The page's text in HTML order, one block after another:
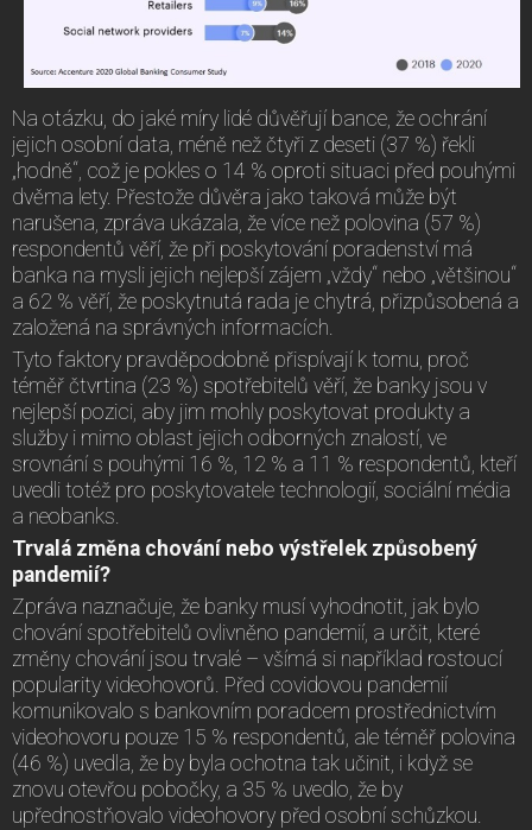
Na otázku, do jaké míry lidé důvěřují bance, že ochrání
jejich osobní data, méně než čtyři z deseti (37 %) řekli
„hodně“, což je pokles o 14 % oproti situaci před pouhými
dvěma lety. Přestože důvěra jako taková může být
narušena, zpráva ukázala, že více než polovina (57 %)
respondentů věří, že při poskytování poradenství má
banka na mysli jejich nejlepší zájem „vždy“ nebo „většinou“
a 62 % věří, že poskytnutá rada je chytrá, přizpůsobená a
založená na správných informacích.
Tyto faktory pravděpodobně přispívají k tomu, proč
téměř čtvrtina (23 %) spotřebitelů věří, že banky jsou v
nejlepší pozici, aby jim mohly poskytovat produkty a
služby i mimo oblast jejich odborných znalostí, ve
srovnání s pouhými 16 %, 12 % a 11 % respondentů, kteří
uvedli totéž pro poskytovatele technologií, sociální média
a neobanks.
Trvalá změna chování nebo výstřelek způsobený
pandemií?
Zpráva naznačuje, že banky musí vyhodnotit, jak bylo
chování spotřebitelů ovlivněno pandemií, a určit, které
změny chování jsou trvalé – všímá si například rostoucí
popularity videohovorů. Před covidovou pandemií
komunikovalo s bankovním poradcem prostřednictvím
videohovoru pouze 15 % respondentů, ale téměř polovina
(46 %) uvedla, že by byla ochotna tak učinit, i když se
znovu otevřou pobočky, a 35 % uvedlo, že by
upřednostňovalo videohovory před osobní schůzkou.